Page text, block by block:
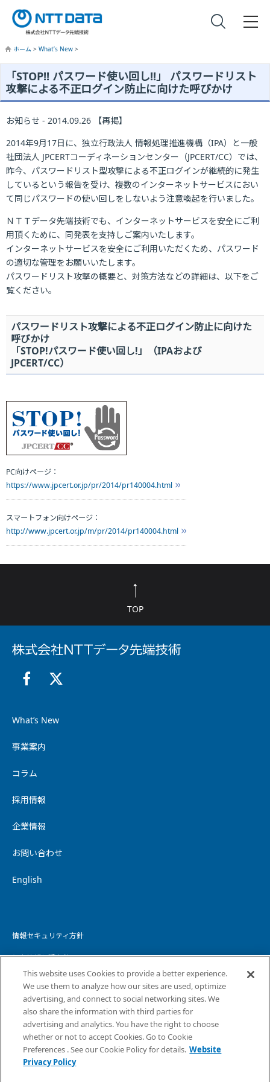
ホーム > What’s New >
「STOP!! パスワード使い回し!!」 パスワードリスト
攻撃による不正ログイン防止に向けた呼びかけ
お知らせ - 2014.09.26 【再掲】
2014年9月17日に、独立行政法人 情報処理推進機構（IPA）と一般
社団法人 JPCERTコーディネーションセンター（JPCERT/CC）では、
昨今、パスワードリスト型攻撃による不正ログインが継続的に発生
しているという報告を受け、複数のインターネットサービスにおい
て同じパスワードの使い回しをしないよう注意喚起を行いました。
ＮＴＴデータ先端技術でも、インターネットサービスを安全にご利
用頂くために、同発表を支持しご案内いたします。
インターネットサービスを安全にご利用いただくため、パスワード
の適切な管理をお願いいたします。
パスワードリスト攻撃の概要と、対策方法などの詳細は、以下をご
覧ください。
パスワードリスト攻撃による不正ログイン防止に向けた
呼びかけ
「STOP!パスワード使い回し!」（IPAおよび
JPCERT/CC）
PC向けページ：
https://www.jpcert.or.jp/pr/2014/pr140004.html
スマートフォン向けページ：
http://www.jpcert.or.jp/m/pr/2014/pr140004.html
TOP
What’s New
事業案内
コラム
採用情報
企業情報
お問い合わせ
English
情報セキュリティ方針
個人情報保護方針
個人情報の取り扱いについて
ウェブサイトプライバシーポリシー
コピーライト・免責事項
サイトマップ
This website uses Cookies to provide a better experience.
We use them to analyze how our sites are used, optimize
advertising, and connect to social networking sites. We
also share the information with third parties for
advertising and analytics. You have the right to choose
whether or not to accept Cookies. Go to Cookie
Preferences . See our Cookie Policy for details. Website
Privacy Policy